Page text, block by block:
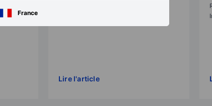
France
Lire l'article